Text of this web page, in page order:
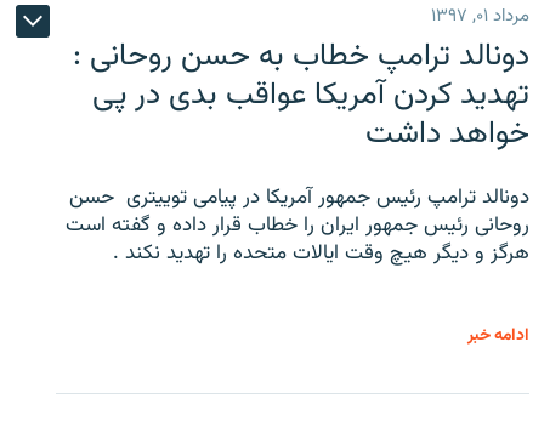
مرداد ۰۱, ۱۳۹۷
دونالد ترامپ خطاب به حسن روحانی :
تهدید کردن آمریکا عواقب بدی در پی
خواهد داشت
دونالد ترامپ رئیس جمهور آمریکا در پیامی توییتری ‌ حسن
روحانی رئیس جمهور ایران را خطاب قرار داده و گفته است
هرگز و دیگر هیچ وقت ایالات متحده را تهدید نکند .
ادامه خبر